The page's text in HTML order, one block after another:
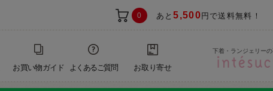
0 あと5,500 円で送料無料！
お買い物ガイド よくあるご質問 お取り寄せ
下着・ランジェリー